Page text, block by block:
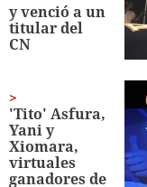
y venció a un
titular del
CN
'Tito' Asfura,
Yani y
Xiomara,
virtuales
ganadores de